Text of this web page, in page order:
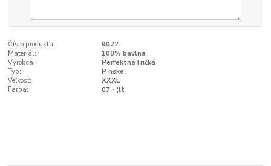
Číslo produktu:
9022
Materiál:
100% bavlna
Výrobca:
PerfektnéTričká
Typ:
P nske
Veľkosť:
XXXL
Farba:
07 - ¦lt